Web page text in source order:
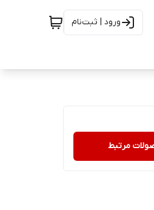
ورود | ثبت‌نام
مرتبط